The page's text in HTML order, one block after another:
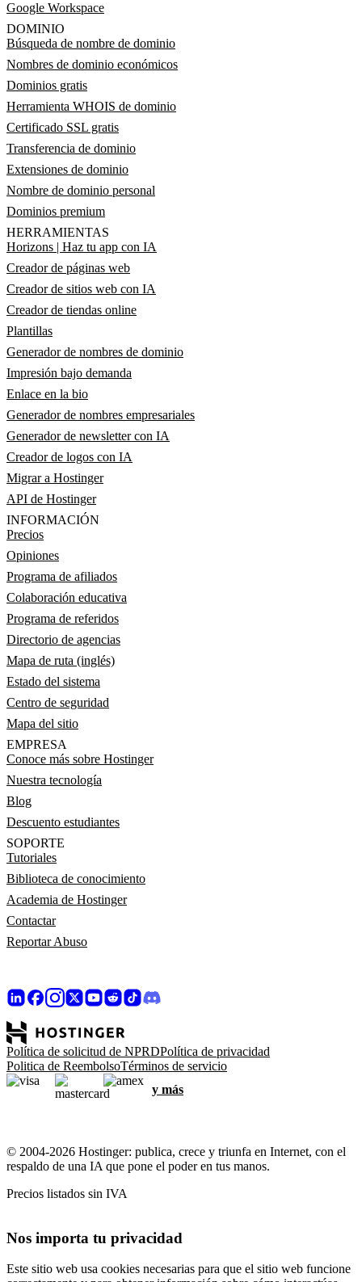
Google Workspace
DOMINIO
Búsqueda de nombre de dominio
Nombres de dominio económicos
Dominios gratis
Herramienta WHOIS de dominio
Certificado SSL gratis
Transferencia de dominio
Extensiones de dominio
Nombre de dominio personal
Dominios premium
HERRAMIENTAS
Horizons | Haz tu app con IA
Creador de páginas web
Creador de sitios web con IA
Creador de tiendas online
Plantillas
Generador de nombres de dominio
Impresión bajo demanda
Enlace en la bio
Generador de nombres empresariales
Generador de newsletter con IA
Creador de logos con IA
Migrar a Hostinger
API de Hostinger
INFORMACIÓN
Precios
Opiniones
Programa de afiliados
Colaboración educativa
Programa de referidos
Directorio de agencias
Mapa de ruta (inglés)
Estado del sistema
Centro de seguridad
Mapa del sitio
EMPRESA
Conoce más sobre Hostinger
Nuestra tecnología
Blog
Descuento estudiantes
SOPORTE
Tutoriales
Biblioteca de conocimiento
Academia de Hostinger
Contactar
Reportar Abuso
Política de solicitud de NPRDPolítica de privacidad
Politica de ReembolsoTérminos de servicio
y más
© 2004-2026 Hostinger: publica, crece y triunfa en Internet, con el
respaldo de una IA que pone el poder en tus manos.
Precios listados sin IVA
Nos importa tu privacidad
Este sitio web usa cookies necesarias para que el sitio web funcione